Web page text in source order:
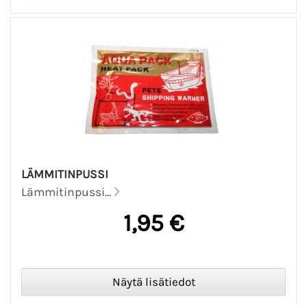
LÄMMITINPUSSI
Lämmitinpussi...
1,95 €